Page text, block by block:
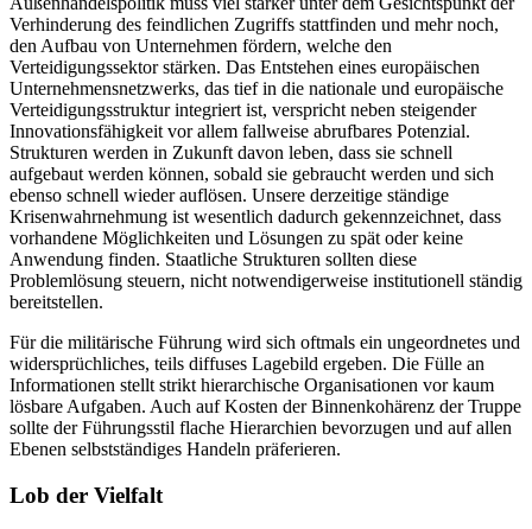
Verhinderung des feindlichen Zugriffs stattfinden und mehr noch,
den Aufbau von Unternehmen fördern, welche den
Verteidigungssektor stärken. Das Entstehen eines europäischen
Unternehmensnetzwerks, das tief in die nationale und europäische
Verteidigungsstruktur integriert ist, verspricht neben steigender
Innovationsfähigkeit vor allem fallweise abrufbares Potenzial.
Strukturen werden in Zukunft davon leben, dass sie schnell
aufgebaut werden können, sobald sie gebraucht werden und sich
ebenso schnell wieder auflösen. Unsere derzeitige ständige
Krisenwahrnehmung ist wesentlich dadurch gekennzeichnet, dass
vorhandene Möglichkeiten und Lösungen zu spät oder keine
Anwendung finden. Staatliche Strukturen sollten diese
Problemlösung steuern, nicht notwendigerweise institutionell ständig
bereitstellen.
Für die militärische Führung wird sich oftmals ein ungeordnetes und
widersprüchliches, teils diffuses Lagebild ergeben. Die Fülle an
Informationen stellt strikt hierarchische Organisationen vor kaum
lösbare Aufgaben. Auch auf Kosten der Binnenkohärenz der Truppe
sollte der Führungsstil flache Hierarchien bevorzugen und auf allen
Ebenen selbstständiges Handeln präferieren.
Lob der Vielfalt